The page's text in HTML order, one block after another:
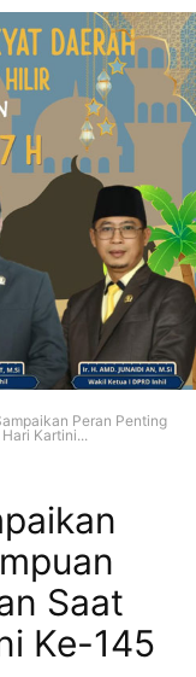
Peran Penting
Kartini...
Saat
Ke-145